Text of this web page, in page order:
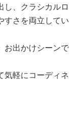
し、クラシカルロ
すさを両立してい
お出かけシーンで
気軽にコーディネ